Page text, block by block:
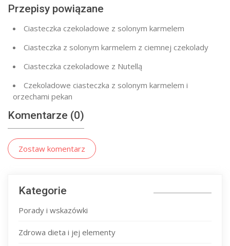
Przepisy powiązane
Ciasteczka czekoladowe z solonym karmelem
Ciasteczka z solonym karmelem z ciemnej czekolady
Ciasteczka czekoladowe z Nutellą
Czekoladowe ciasteczka z solonym karmelem i
orzechami pekan
Komentarze (0)
Zostaw komentarz
Kategorie
Porady i wskazówki
Zdrowa dieta i jej elementy